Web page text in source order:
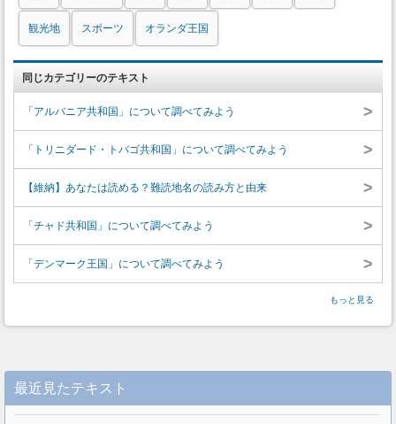
観光地 スポーツ オランダ王国
同じカテゴリーのテキスト
「アルバニア共和国」について調べてみよう >
「トリニダード・トバゴ共和国」について調べてみよう >
【維納】あなたは読める？難読地名の読み方と由来 >
「チャド共和国」について調べてみよう >
「デンマーク王国」について調べてみよう >
もっと見る
最近見たテキスト